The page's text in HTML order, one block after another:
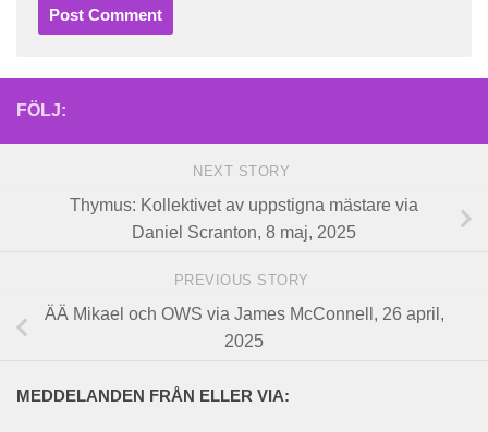
FÖLJ:
NEXT STORY
Thymus: Kollektivet av uppstigna mästare via
Daniel Scranton, 8 maj, 2025
PREVIOUS STORY
ÄÄ Mikael och OWS via James McConnell, 26 april,
2025
MEDDELANDEN FRÅN ELLER VIA: